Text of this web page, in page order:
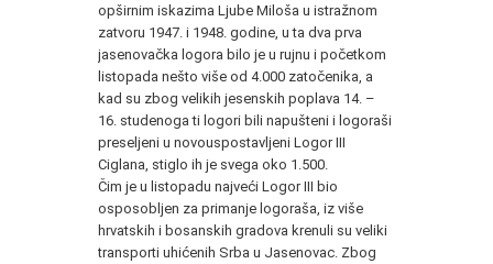
opširnim iskazima Ljube Miloša u istražnom
zatvoru 1947. i 1948. godine, u ta dva prva
jasenovačka logora bilo je u rujnu i početkom
listopada nešto više od 4.000 zatočenika, a
kad su zbog velikih jesenskih poplava 14. –
16. studenoga ti logori bili napušteni i logoraši
preseljeni u novouspostavljeni LogorIII
Ciglana, stiglo ih je svega oko 1.500.
Čim je u listopadu najveći LogorIII bio
osposobljen za primanje logoraša, iz više
hrvatskih i bosanskih gradova krenuli su veliki
transporti uhićenih Srba u Jasenovac. Zbog